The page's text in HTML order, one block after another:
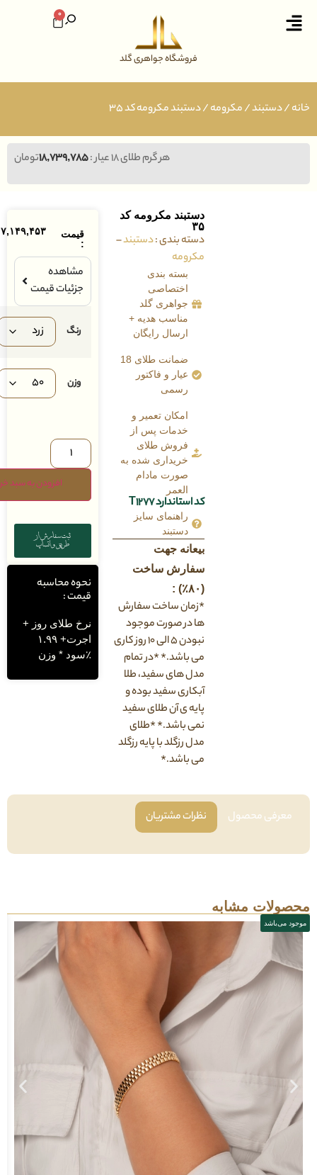
فروشگاه جواهری گلد
/مکرومه/ دستبند مکرومه کد ۳۵
تومان۱۸,۷۳۹,۷۸۵ هر گرم طلای ۱۸ عیار :
۷,۱۴۹,۴۵۳ تومان
:
جزئیات قیمت
افزودن به سبد خرید
نحوه محاسبه
قیمت :
نرخ طلای روز +
اجرت+ ۱.۹۹
٪سود * وزن
دستبند مکرومه کد
دسته بندی :دستبند–
بسته بندی
اختصاصی
جواهری گلد
مناسب هدیه +
ارسال رایگان
ضمانت طلای 18
عیار و فاکتور
امکان تعمیر و
خدمات پس از
فروش طلای
خریداری شده به
صورت مادام
کد استاندارد T1277
راهنمای سایز
دستبند
بیعانه جهت
سفارش ساخت
*زمان ساخت سفارش
ها در صورت موجود
نبودن ۵ الی ۱۰ روز کاری
می باشد.* *در تمام
مدل های سفید، طلا
آبکاری سفید بوده و
پایه ی آن طلای سفید
نمی باشد.* *طلای
مدل رزگلد با پایه رزگلد
می باشد.*
موجود
مشابه
محصول نظرات مشتریان